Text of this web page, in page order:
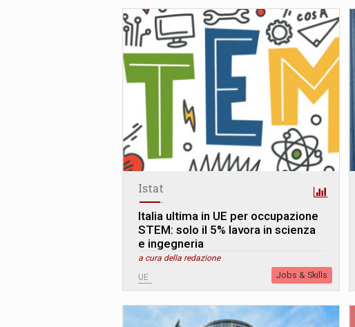
Istat
Italia ultima in UE per occupazione
STEM: solo il 5% lavora in scienza
e ingegneria
a cura della redazione
UE Jobs & Skills